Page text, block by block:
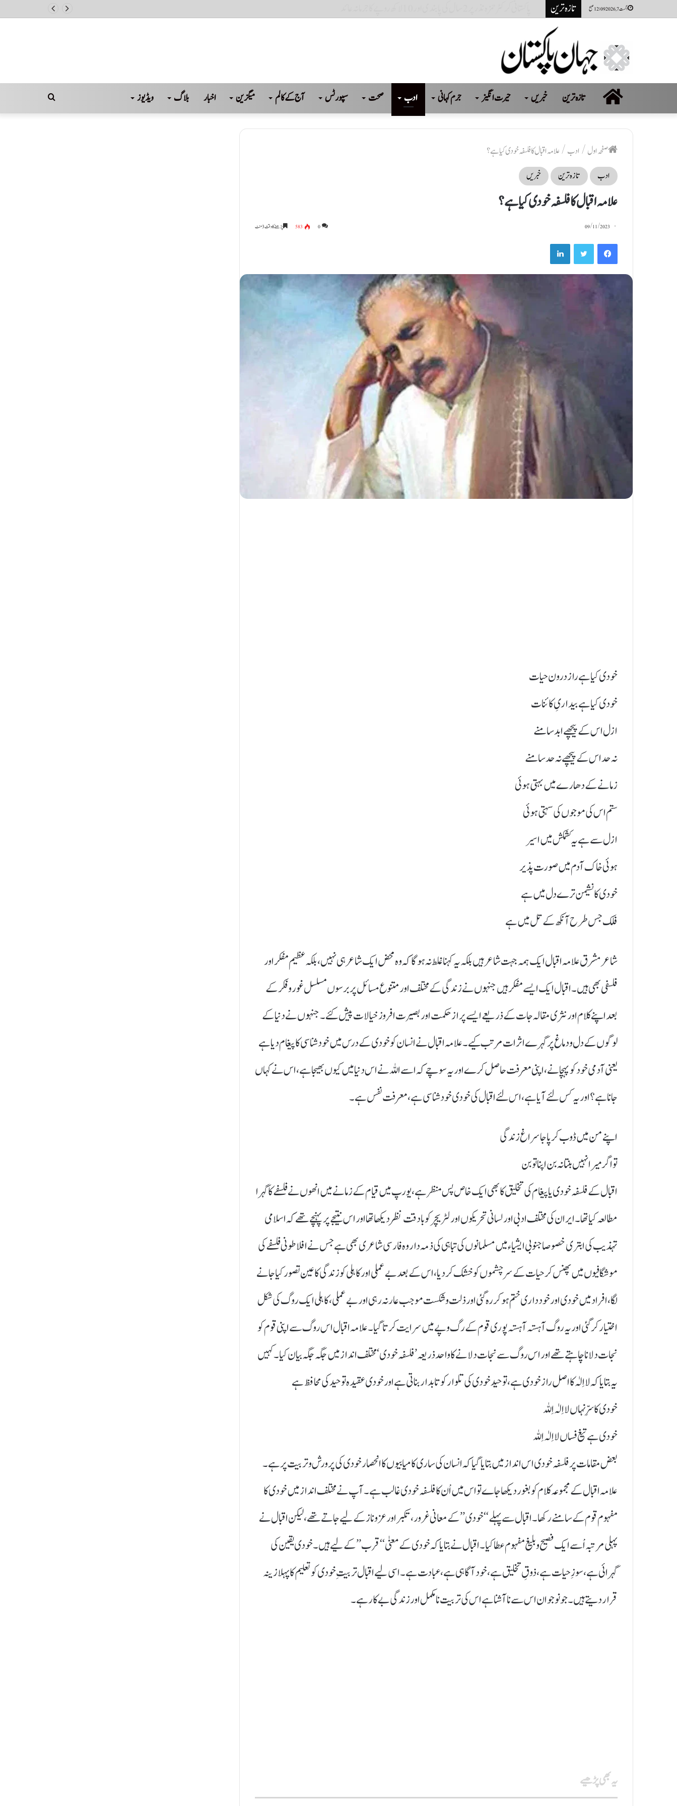
اگست 7, 2026 12:09 صبح تازہ ترین
صفحہ
اول
تازہ ترین خبریں حیرت انگیز جرم کہانی ادب صحت سپورٹس آج کے کالم میگزین اخبار بلاگ ویڈیوز Search
صفحہ اول / ادب /علامہ اقبال کا فلسفہ خودی کیا ہے ؟
ادب
تازہ ترین خبریں
علامہ اقبال کا فلسفہ خودی کیا ہے ؟
09/11/2023
0
583 پڑھنے کا وقت 3 منٹ
Facebook
Twitter
LinkedIn
خودی کیا ہے راز درون حیات
خودی کیا ہے بیداریِ کائنات
ازل اس کے پیچھے ابد سامنے
نہ حد اس کے پیچھے نہ حد سامنے
زمانے کے دھارے میں بہتی ہوئی
ستم اس کی موجوں کی سہتی ہوئی
ازل سے ہے یہ کشمکش میں اسیر
ہوئی خاک آدم میں صورت پذیر
خودی کا نشیمن ترے دل میں ہے
فلک جس طرح آنکھ کے تل میں ہے
شاعر مشرق علامہ اقبال ایک ہمہ جہت شاعر ہیں بلکہ یہ کہنا غلط نہ ہو گا کہ وہ محض ایک شاعر ہی نہیں، بلکہ عظیم مفکر اور
فلسفی بھی ہیں۔اقبال ایک ایسے مفکر ہیں جنہوں نے زندگی کے مختلف اور متنوع مسائل پر برسوں مسلسل غور وفکر کے
بعد اپنے کلام اور نثری مقالہ جات کے ذریعے ایسے پرازحکمت اور بصیرت افروز خیالات پیش کئے۔جنہوں نے دنیا کے
لوگوں کے دل و دماغ پر گہرے اثرات مرتب کیے۔ علامہ اقبال نے انسان کو خودی کے درس میں خود شناسی کا پیغام دیاہے
یعنی آدمی خود کو پہچانے، اپنی معرفت حاصل کرے اور یہ سوچے کہ اسے اللہ نے اس دنیا میں کیوں بھیجا ہے ،اس نے کہاں
جانا ہے؟اور یہ کس لئے آیا ہے، اس لئے اقبال کی خودی خود شناسی ہے، معرفت نفس ہے۔
اپنے من میں ڈوب کر پا جا سراغ زندگی
تو اگر میرا نہیں بنتا نہ بن اپنا تو بن
اقبال کے فلسفہ خودی یا پیغام کی تخلیق کا بھی ایک خاص پس منظر ہے، یورپ میں قیام کے زمانے میں انھوں نے فلسفے کا گہرا
مطالعہ کیا تھا۔ ایران کی مختلف ادبی اور لسانی تحریکوں اور لٹریچر کو بادقت نظر دیکھا تھا اور اس نتیجے پر پہنچے تھے کہ اسلامی
تہذیب کی ابتری خصوصا جنوبی ایشیاء میں مسلمانوں کی تباہی کی ذمہ دار وہ فارسی شاعری بھی ہے جس نے افلاطونی فلسفے کی
موشگافیوں میں پھنس کر حیات کے سر چشموں کو خشک کر دیا، اس کے بعد بے عملی اور کاہلی کو زندگی کا عین تصور کیا جانے
لگا، افراد میں خودی اور خود داری ختم ہوکر رہ گئی اور ذلت و شکست موجب عار نہ رہی اور بے عملی،کاہلی ایک روگ کی شکل
اختیار کر گئی اور یہ روگ آہستہ آہستہ پوری قوم کے رگ و پے میں سرایت کرتا گیا۔ علامہ اقبال اس روگ سے اپنی قوم کو
نجات دلانا چاہتے تھے اور اس روگ سے نجات دلانے کا واحد ذریعہ’ فلسفہ خودی‘ مختلف انداز میں جگہ جگہ بیان کیا ۔کہیں
یہ بتایا کہ لااِلٰہ کا اصل راز خودی ہے، توحید خودی کی تلوار کو تابدار بناتی ہے اور خودی عقیدہ توحید کی محافظ ہے
خودی کا سرِّ نہاں لااِلٰہ اِللہ
خودی ہے تیغ فساں لااِلٰہ اِللہ
بعض مقامات پر فلسفہ خودی اس انداز میں بتایا گیا کہ انسان کی ساری کامیابیوں کا انحصار خودی کی پرورش و تربیت پر ہے۔
علامہ اقبال کے مجموعہ کلام کو بغور دیکھا جاے تو اس میں اْن کا فلسفہ خودی غالب ہے۔آپ نے مختلف انداز میں خودی کا
مفہوم قوم کے سامنے رکھا۔ اقبال سے پہلے‘‘خودی ’’کے معانی غرور،تکبر اور عز و ناز کے لیے جاتے تھے،لیکن اقبال نے
پہلی مرتبہ اْسے ایک فصیح و بلیغ مفہوم عطا کیا۔اقبال نے بتایا کہ خودی کے معنیٰ‘‘قرب’’کے لیے ہیں۔خودی یقین کی
گہرائی ہے،سوزِ حیات ہے،ذوقِ تخلیق ہے،خود آگاہی ہے،عبادت ہے۔اسی لیے اقبال تربیتِ خودی کو تعلیم کا پہلا زینہ
قرار دیتے ہیں۔ جو نوجوان اس سے نا آشنا ہے اس کی تربیت نا مکمل اور زندگی بے کار ہے۔
یہ بھی پڑھیے